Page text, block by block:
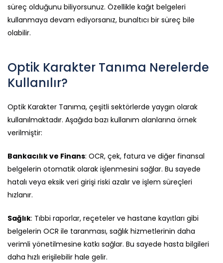
süreç olduğunu biliyorsunuz. Özellikle kağıt belgeleri
kullanmaya devam ediyorsanız, bunaltıcı bir süreç bile
olabilir.
Optik Karakter Tanıma Nerelerde
Kullanılır?
Optik Karakter Tanıma, çeşitli sektörlerde yaygın olarak
kullanılmaktadır. Aşağıda bazı kullanım alanlarına örnek
verilmiştir:
Bankacılık ve Finans: OCR, çek, fatura ve diğer finansal
belgelerin otomatik olarak işlenmesini sağlar. Bu sayede
hatalı veya eksik veri girişi riski azalır ve işlem süreçleri
hızlanır.
Sağlık: Tıbbi raporlar, reçeteler ve hastane kayıtları gibi
belgelerin OCR ile taranması, sağlık hizmetlerinin daha
verimli yönetilmesine katkı sağlar. Bu sayede hasta bilgileri
daha hızlı erişilebilir hale gelir.